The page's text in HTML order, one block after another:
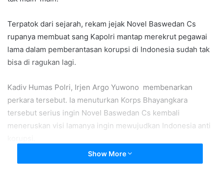
Terpatok dari sejarah, rekam jejak Novel Baswedan Cs
rupanya membuat sang Kapolri mantap merekrut pegawai
lama dalam pemberantasan korupsi di Indonesia sudah tak
bisa di ragukan lagi.
Kadiv Humas Polri, Irjen Argo Yuwono membenarkan
perkara tersebut. Ia menuturkan Korps Bhayangkara
tersebut serius ingin Novel Baswedan Cs kembali
meneruskan visi lamanya ingin mewujudkan Indonesia anti
“Untuk rekam jejaknya, tidak perlu dikhawatirkan, tidak
Show More